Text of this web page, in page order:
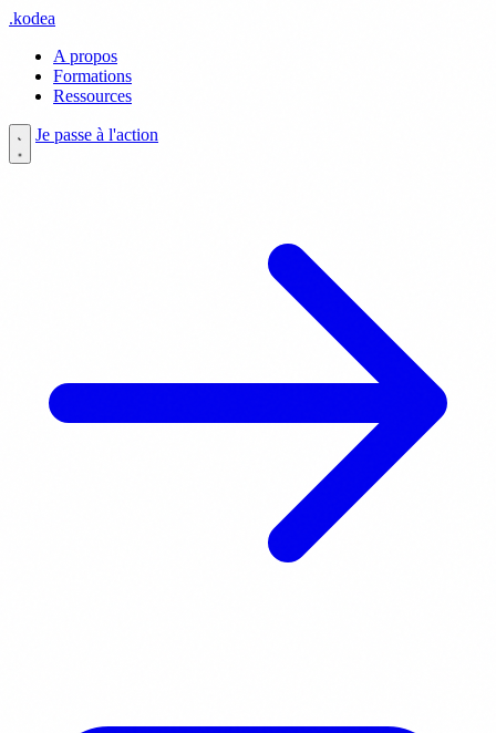
.kodea
A propos
Formations
Ressources
Je passe à l'action